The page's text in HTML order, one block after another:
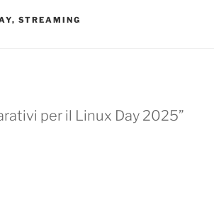
, STREAMING
per il Linux Day 2025”